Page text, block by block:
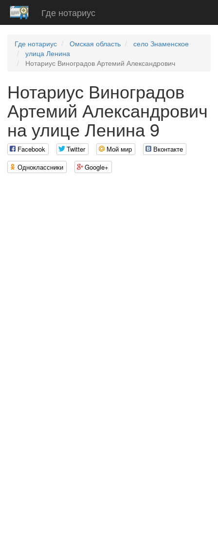
Где нотариус
Где нотариус Омская область
село Знаменское
улица Ленина
Нотариус Виноградов Артемий Александрович
Нотариус Виноградов
Артемий Александрович
на улице Ленина 9
Facebook Twitter Мой мир
Вконтакте
Одноклассники
Google+